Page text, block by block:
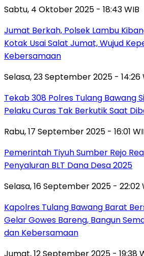
Sabtu, 4 Oktober 2025 - 18:43 WIB
Jumat Berkah, Polsek Lambu
Kotak Usai Salat Jumat, Wujud
Kebersamaan
Selasa, 23 September 2025 - 14:26
Tekab 308 Polres Tulang Bawang
Pelaku Curas Tak Berkutik Saat
Rabu, 17 September 2025 - 16:01
Pemerintah Tiyuh Sumber Rejo
Penyaluran BLT Dana Desa 2025
Selasa, 16 September 2025 - 22:02
Kapolres Tulang Bawang Barat
Gelar Gowes Bareng, Bangun
dan Kebersamaan
Jumat, 12 September 2025 - 19:38